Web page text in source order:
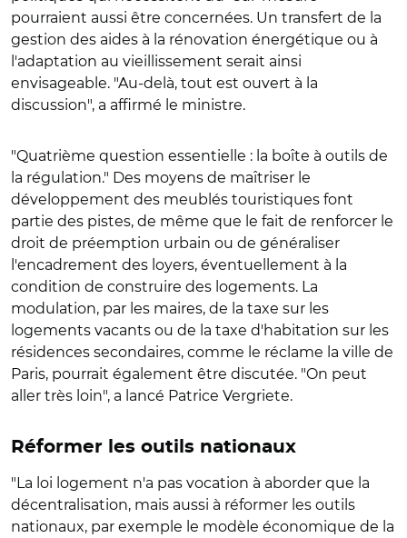
pourraient aussi être concernées. Un transfert de la
gestion des aides à la rénovation énergétique ou à
l'adaptation au vieillissement serait ainsi
envisageable. "Au-delà, tout est ouvert à la
discussion", a affirmé le ministre.
"Quatrième question essentielle : la boîte à outils de
la régulation." Des moyens de maîtriser le
développement des meublés touristiques font
partie des pistes, de même que le fait de renforcer le
droit de préemption urbain ou de généraliser
l'encadrement des loyers, éventuellement à la
condition de construire des logements. La
modulation, par les maires, de la taxe sur les
logements vacants ou de la taxe d'habitation sur les
résidences secondaires, comme le réclame la ville de
Paris, pourrait également être discutée. "On peut
aller très loin", a lancé Patrice Vergriete.
Réformer les outils nationaux
"La loi logement n'a pas vocation à aborder que la
décentralisation, mais aussi à réformer les outils
nationaux, par exemple le modèle économique de la